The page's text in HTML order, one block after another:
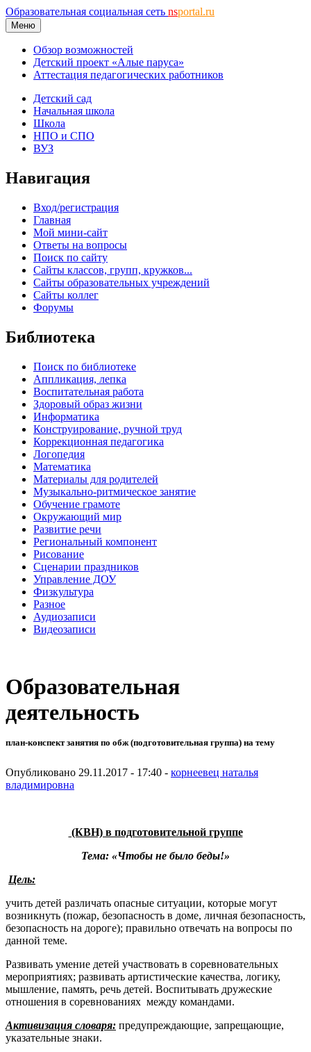
Образовательная социальная сеть nsportal.ru
Меню
Обзор возможностей
Детский проект «Алые паруса»
Аттестация педагогических работников
Детский сад
Начальная школа
Школа
НПО и СПО
ВУЗ
Навигация
Вход/регистрация
Главная
Мой мини-сайт
Ответы на вопросы
Поиск по сайту
Сайты классов, групп, кружков...
Сайты образовательных учреждений
Сайты коллег
Форумы
Библиотека
Поиск по библиотеке
Аппликация, лепка
Воспитательная работа
Здоровый образ жизни
Информатика
Конструирование, ручной труд
Коррекционная педагогика
Логопедия
Математика
Материалы для родителей
Музыкально-ритмическое занятие
Обучение грамоте
Окружающий мир
Развитие речи
Региональный компонент
Рисование
Сценарии праздников
Управление ДОУ
Физкультура
Разное
Аудиозаписи
Видеозаписи
Образовательная
деятельность
план-конспект занятия по обж (подготовительная группа) на тему
Опубликовано 29.11.2017 - 17:40 - корнеевец наталья
владимировна
(КВН) в подготовительной группе
Тема: «Чтобы не было беды!»
Цель:
учить детей различать опасные ситуации, которые могут
возникнуть (пожар, безопасность в доме, личная безопасность,
безопасность на дороге); правильно отвечать на вопросы по
данной теме.
Развивать умение детей участвовать в соревновательных
мероприятиях; развивать артистические качества, логику,
мышление, память, речь детей. Воспитывать дружеские
отношения в соревнованиях между командами.
Активизация словаря: предупреждающие, запрещающие,
указательные знаки.